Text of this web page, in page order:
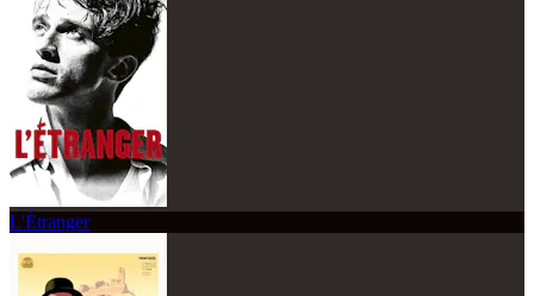
L'Étranger